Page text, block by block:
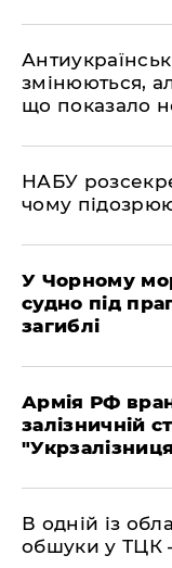
змінюються,
що показало
НАБУ
чому
У Чорному
судно під
загиблі
Армія РФ
залізничній
В одній із
обшуки у ТЦК